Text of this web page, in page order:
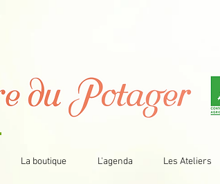
La boutique L'agenda Les Ateliers